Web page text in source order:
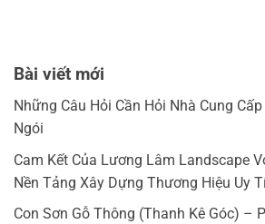
Bài viết mới
Những Câu Hỏi Cần Hỏi Nhà Cung
Ngói
Cam Kết Của Lương Lâm Landscape
Nền Tảng Xây Dựng Thương Hiệu Uy
Con Sơn Gỗ Thông (Thanh Kê Góc) –